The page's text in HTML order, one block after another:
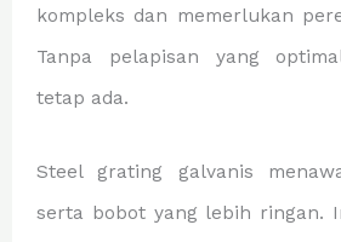
kompleks dan memerlukan
Tanpa pelapisan yang
tetap ada.
Steel grating galvanis
serta bobot yang lebih ringan.